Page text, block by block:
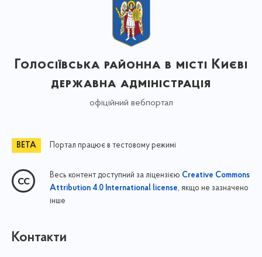
Голосіївська районна в місті Києві
державна адміністрація
офіційний вебпортал
Портал працює в тестовому режимі
Весь контент доступний за ліцензією Creative Commons
Attribution 4.0 International license, якщо не зазначено
інше
Контакти